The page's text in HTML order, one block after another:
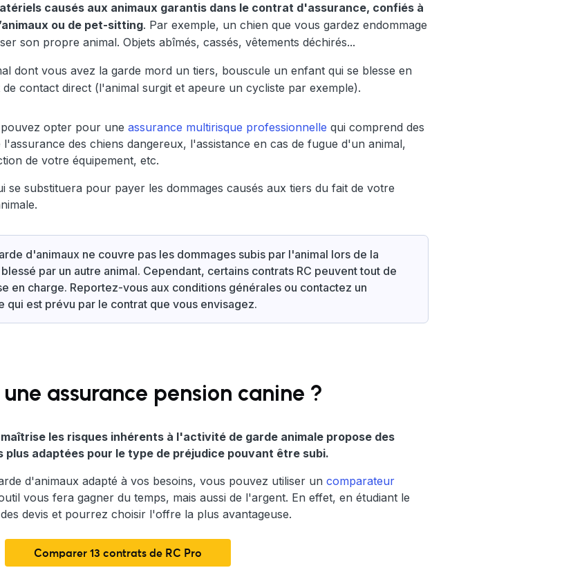
causés aux animaux garantis dans le contrat d'assurance, confiés à
ou de pet-sitting. Par exemple, un chien que vous gardez endommage
son propre animal. Objets abîmés, cassés, vêtements déchirés...
dont vous avez la garde mord un tiers, bouscule un enfant qui se blesse en
contact direct (l'animal surgit et apeure un cycliste par exemple).
opter pour une assurance multirisque professionnelle qui comprend des
des chiens dangereux, l'assistance en cas de fugue d'un animal,
de votre équipement, etc.
se substituera pour payer les dommages causés aux tiers du fait de votre
d'animaux ne couvre pas les dommages subis par l'animal lors de la
par un autre animal. Cependant, certains contrats RC peuvent tout de
en charge. Reportez-vous aux conditions générales ou contactez un
qui est prévu par le contrat que vous envisagez.
assurance pension canine ?
les risques inhérents à l'activité de garde animale propose des
adaptées pour le type de préjudice pouvant être subi.
d'animaux adapté à vos besoins, vous pouvez utiliser un comparateur
vous fera gagner du temps, mais aussi de l'argent. En effet, en étudiant le
devis et pourrez choisir l'offre la plus avantageuse.
Comparer 13 contrats de RC Pro